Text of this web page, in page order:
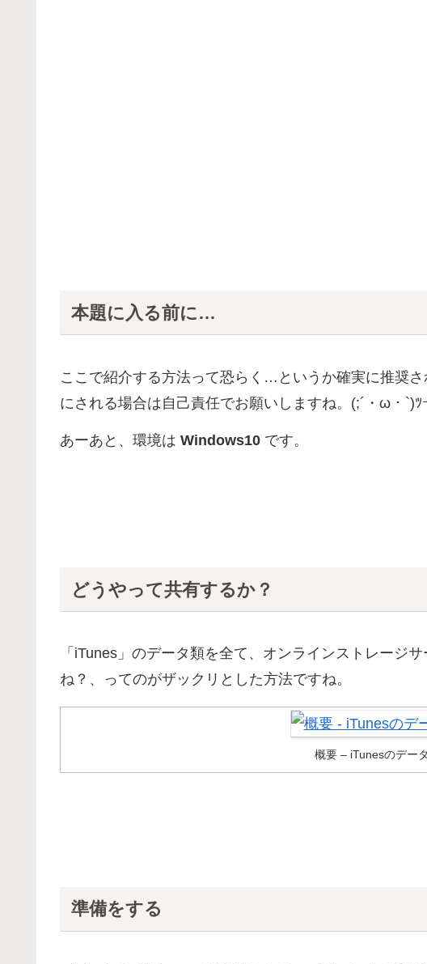
本題に入る前に…
ここで紹介する方法って恐らく…というか確実に推奨
にされる場合は自己責任でお願いしますね。(;´・ω・`)ﾂ
あーあと、環境は Windows10 です。
どうやって共有するか？
「iTunes」のデータ類を全て、オンラインストレージ
ね？、ってのがザックリとした方法ですね。
概要 – iTunesのデー
準備をする